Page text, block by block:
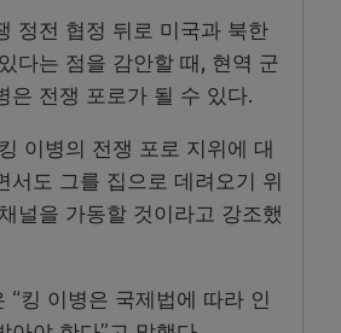
정전 협정 뒤로 미국과 북한
다는 점을 감안할 때, 현역 군
은 전쟁 포로가 될 수 있다.
이병의 전쟁 포로 지위에 대
서도 그를 집으로 데려오기 위
널을 가동할 것이라고 강조했
“킹 이병은 국제법에 따라 인